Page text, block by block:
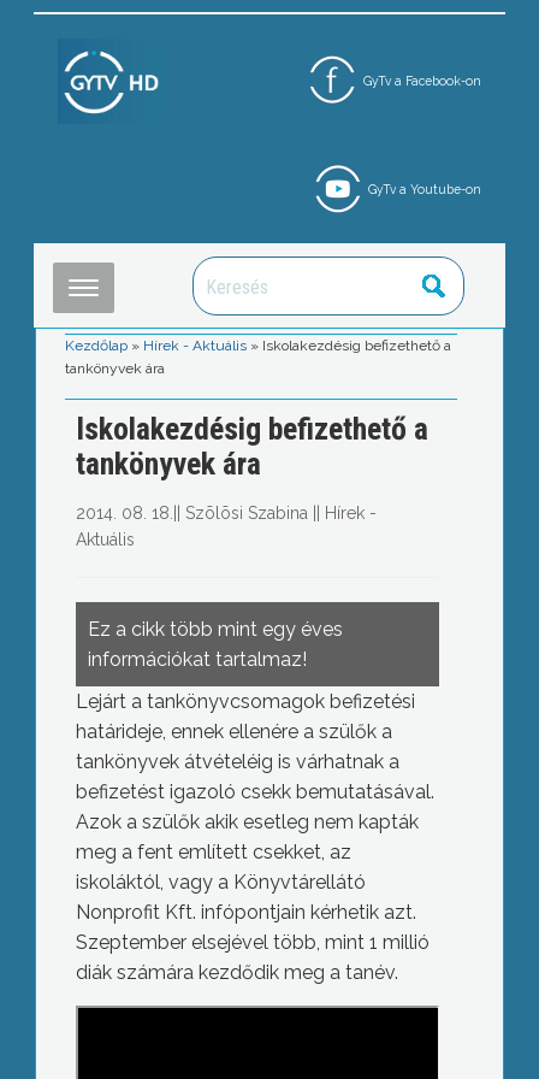
GyTv a Facebook-on
GyTv a Youtube-on
Kezdőlap » Hírek - Aktuális » Iskolakezdésig befizethető a
tankönyvek ára
Iskolakezdésig befizethető a
tankönyvek ára
2014. 08. 18. Szõlõsi Szabina
Hírek -
Aktuális
Ez a cikk több mint egy éves
információkat tartalmaz!
Lejárt a tankönyvcsomagok befizetési
határideje, ennek ellenére a szülők a
tankönyvek átvételéig is várhatnak a
befizetést igazoló csekk bemutatásával.
Azok a szülők akik esetleg nem kapták
meg a fent említett csekket, az
iskoláktól, vagy a Könyvtárellátó
Nonprofit Kft. infópontjain kérhetik azt.
Szeptember elsejével több, mint 1 millió
diák számára kezdődik meg a tanév.